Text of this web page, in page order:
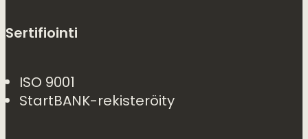
Sertifiointi
ISO 9001
StartBANK-rekisteröity